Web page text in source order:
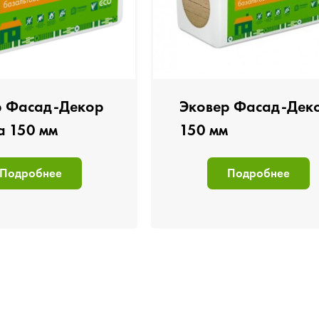
Фасад-Декор
150 мм
Эковер Фасад-
150 мм
Подробнее